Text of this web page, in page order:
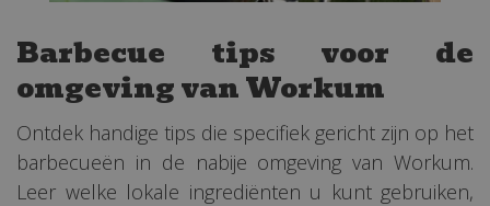
Barbecue tips voor de
omgeving van Workum
Ontdek handige tips die specifiek gericht zijn op het
barbecueën in de nabije omgeving van Workum.
Leer welke lokale ingrediënten u kunt gebruiken,